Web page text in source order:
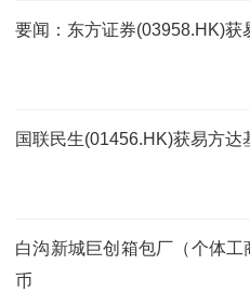
要闻：东方证券(03958.HK)获
国联民生(01456.HK)获易方达
白沟新城巨创箱包厂（个体
币